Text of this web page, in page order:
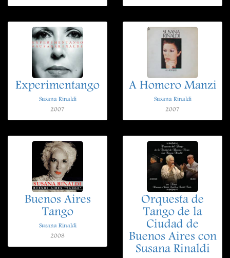
Experimentango
Susana Rinaldi
2007
A Homero Manzi
Susana Rinaldi
2007
Buenos Aires
Tango
Susana Rinaldi
2008
Orquesta de
Tango de la
Ciudad de
Buenos Aires con
Susana Rinaldi